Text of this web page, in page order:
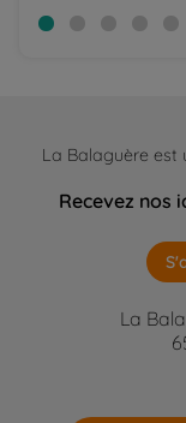
La Balaguère est
Recevez nos
La